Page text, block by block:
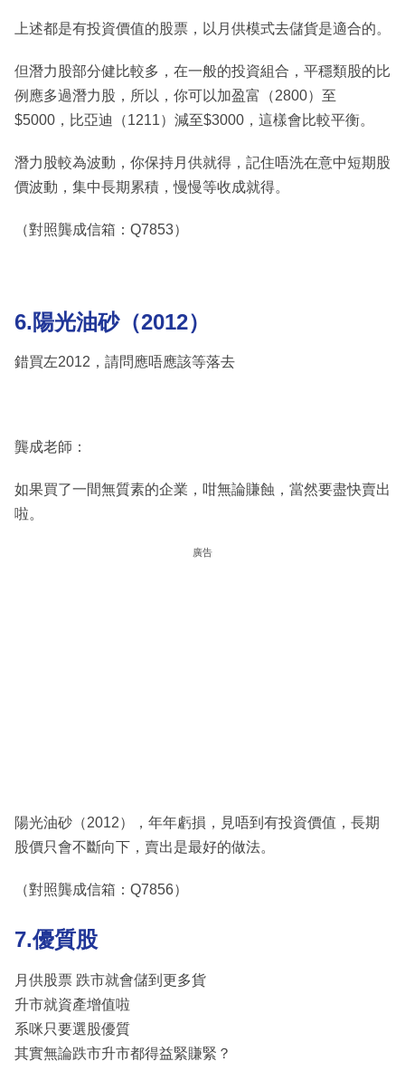
上述都是有投資價值的股票，以月供模式去儲貨是適合的。
但潛力股部分健比較多，在一般的投資組合，平穩類股的比
例應多過潛力股，所以，你可以加盈富（2800）至
$5000，比亞迪（1211）減至$3000，這樣會比較平衡。
潛力股較為波動，你保持月供就得，記住唔洗在意中短期股
價波動，集中長期累積，慢慢等收成就得。
（對照龔成信箱：Q7853）
6.陽光油砂（2012）
錯買左2012，請問應唔應該等落去
龔成老師：
如果買了一間無質素的企業，咁無論賺蝕，當然要盡快賣出
啦。
廣告
陽光油砂（2012），年年虧損，見唔到有投資價值，長期
股價只會不斷向下，賣出是最好的做法。
（對照龔成信箱：Q7856）
7.優質股
月供股票 跌市就會儲到更多貨
升市就資產增值啦
系咪只要選股優質
其實無論跌市升市都得益緊賺緊？